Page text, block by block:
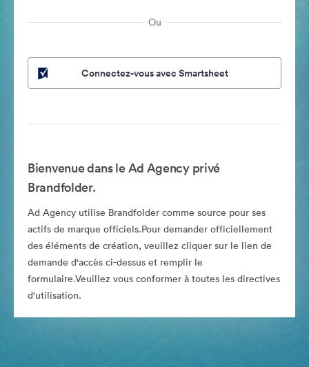
Ou
Connectez-vous avec Smartsheet
Bienvenue dans le Ad Agency privé
Brandfolder.
Ad Agency utilise Brandfolder comme source pour ses
actifs de marque officiels.Pour demander officiellement
des éléments de création, veuillez cliquer sur le lien de
demande d'accès ci-dessus et remplir le
formulaire.Veuillez vous conformer à toutes les directives
d'utilisation.